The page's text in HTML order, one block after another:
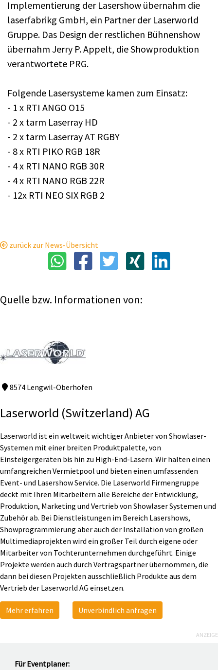
Implementierung der Lasershow übernahm die
laserfabrikg GmbH, ein Partner der Laserworld
Gruppe. Das Design der restlichen Bühnenshow
übernahm Jerry P. Appelt, die Showproduktion
verantwortete PRG.
Folgende Lasersysteme kamen zum Einsatz:
- 1 x RTI ANGO O15
- 2 x tarm Laserray HD
- 2 x tarm Laserray AT RGBY
- 8 x RTI PIKO RGB 18R
- 4 x RTI NANO RGB 30R
- 4 x RTI NANO RGB 22R
- 12x RTI NEO SIX RGB 2
zurück zur News-Übersicht
Quelle bzw. Informationen von:
8574 Lengwil-Oberhofen
Laserworld (Switzerland) AG
Laserworld ist ein weltweit wichtiger Anbieter von Showlaser-
Systemen mit einer breiten Produktpalette, von
Einsteigergeräten bis hin zu High-End-Lasern. Wir halten einen
umfangreichen Vermietpool und bieten einen umfassenden
Event- und Lasershow Service. Die Laserworld Firmengruppe
deckt mit Ihren Mitarbeitern alle Bereiche der Entwicklung,
Produktion, Marketing und Vertrieb von Showlaser Systemen und
Zubehör ab. Bei Dienstleistungen im Bereich Lasershows,
Showprogrammierung aber auch der Installation von großen
Multimediaprojekten wird ein großer Teil durch eigene oder
Mitarbeiter von Tochterunternehmen durchgeführt. Einige
Projekte werden auch durch Vertragspartner übernommen, die
dann bei diesen Projekten ausschließlich Produkte aus dem
Vertrieb der Laserworld AG einsetzen.
Mehr erfahren Unverbindlich anfragen
ANZEIGE
Für Eventplaner: